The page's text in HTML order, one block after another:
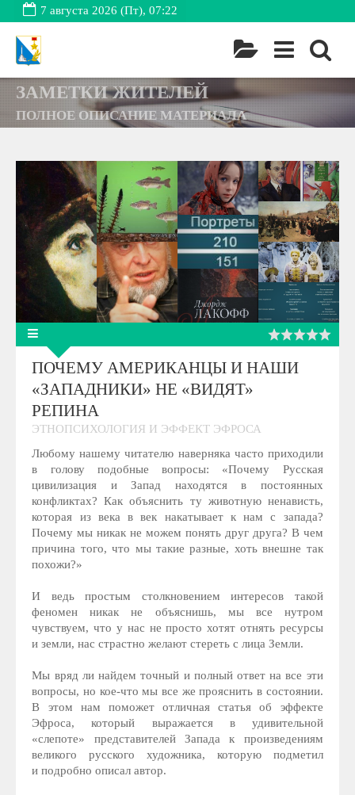
7 августа 2026 (Пт), 07:22
ЗАМЕТКИ ЖИТЕЛЕЙ
ПОЛНОЕ ОПИСАНИЕ МАТЕРИАЛА
ПОЧЕМУ АМЕРИКАНЦЫ И НАШИ
«ЗАПАДНИКИ» НЕ «ВИДЯТ»
РЕПИНА
ЭТНОПСИХОЛОГИЯ И ЭФФЕКТ ЭФРОСА
Любому нашему читателю наверняка часто приходили
в голову подобные вопросы: «Почему Русская
цивилизация и Запад находятся в постоянных
конфликтах? Как объяснить ту животную ненависть,
которая из века в век накатывает к нам с запада?
Почему мы никак не можем понять друг друга? В чем
причина того, что мы такие разные, хоть внешне так
похожи?»
И ведь простым столкновением интересов такой
феномен никак не объяснишь, мы все нутром
чувствуем, что у нас не просто хотят отнять ресурсы
и земли, нас страстно желают стереть с лица Земли.
Мы вряд ли найдем точный и полный ответ на все эти
вопросы, но кое-что мы все же прояснить в состоянии.
В этом нам поможет отличная статья об эффекте
Эфроса, который выражается в удивительной
«слепоте» представителей Запада к произведениям
великого русского художника, которую подметил
и подробно описал автор.